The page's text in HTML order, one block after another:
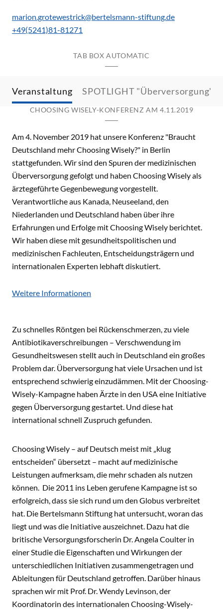
marion.grotewestrick@bertelsmann-stiftung.de
+49(5241)81-81271
TAB BOX AUTOMATIC
Veranstaltung SPOTLIGHT "Überversorgung"
CHOOSING WISELY-KONFERENZ AM 4.11.2019
Am 4. November 2019 hat unsere Konferenz "Braucht
Deutschland mehr Choosing Wisely?" in Berlin
stattgefunden. Wir sind den Spuren der medizinischen
Überversorgung gefolgt und haben Choosing Wisely als
ärztegeführte Gegenbewegung vorgestellt.
Verantwortliche aus Kanada, Neuseeland, den
Niederlanden und Deutschland haben über ihre
Erfahrungen und Erfolge mit Choosing Wisely berichtet.
Wir haben diese mit gesundheitspolitischen und
medizinischen Fachleuten, Entscheidungsträgern und
internationalen Experten lebhaft diskutiert.
Weitere Informationen
Zu schnelles Röntgen bei Rückenschmerzen, zu viele
Antibiotikaverschreibungen – Verschwendung im
Gesundheitswesen stellt auch in Deutschland ein großes
Problem dar. Überversorgung hat viele Ursachen und ist
entsprechend schwierig einzudämmen. Mit der Choosing-
Wisely-Kampagne haben Ärzte in den USA eine Initiative
gegen Überversorgung gestartet. Und diese hat
international schnell Zuspruch gefunden.
Choosing Wisely – auf Deutsch meist mit „klug
entscheiden“ übersetzt – macht auf medizinische
Leistungen aufmerksam, die mehr schaden als nutzen
können. Die 2011 ins Leben gerufene Kampagne ist so
erfolgreich, dass sie sich rund um den Globus verbreitet
hat. Die Bertelsmann Stiftung hat untersucht, woran das
liegt und was die Initiative auszeichnet. Dazu hat die
britische Versorgungsforscherin Dr. Angela Coulter in
einer Studie die Eigenschaften und Wirkungen der
unterschiedlichen Initiativen zusammengetragen und
Ableitungen für Deutschland getroffen. Darüber hinaus
sprachen wir mit Prof. Dr. Wendy Levinson, der
Koordinatorin des internationalen Choosing-Wisely-